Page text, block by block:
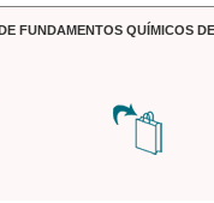
FUNDAMENTOS QUÍMICOS